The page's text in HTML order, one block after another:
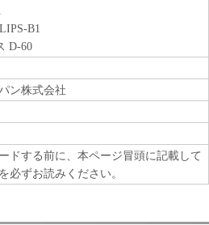
B1
D-60
ン株式会社
ドする前に、本ページ冒頭に記載して
必ずお読みください。